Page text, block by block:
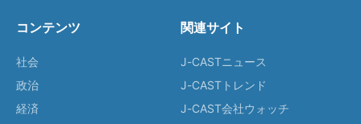
コンテンツ
社会
政治
経済
関連サイト
J-CASTニュース
J-CASTトレンド
J-CAST会社ウォッチ